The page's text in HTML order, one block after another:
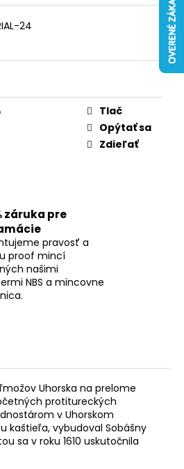
24
Tlač
Opýtať sa
Zdieľať
záruka pre
pravosť a
proof mincí
našimi
NBS a mincovne
Uhorska na prelome
protitureckých
v Uhorskom
kaštieľa, vybudoval Sobášny
sa v roku 1610 uskutočnila